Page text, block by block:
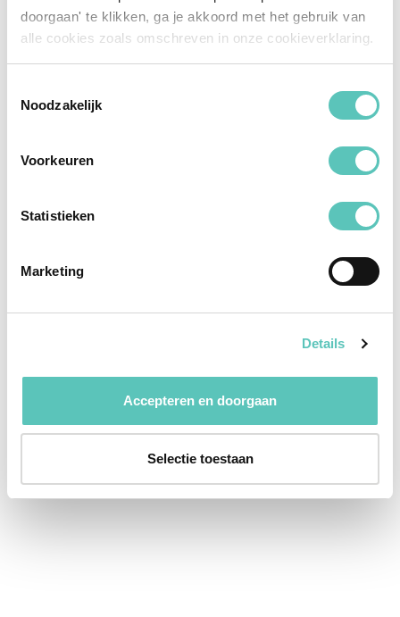
doorgaan' te klikken, ga je akkoord met het gebruik van
alle cookies zoals omschreven in onze cookieverklaring.
Noodzakelijk
Voorkeuren
Statistieken
Marketing
Details
Accepteren en doorgaan
Selectie toestaan
administratieve kant voor onze rekening. Dit geeft
verzekeringsprocessen eenvoudig zodat jij je kunt
vies aan jouw klant.
Bekijk hoe het VoordeelPakket
werkt